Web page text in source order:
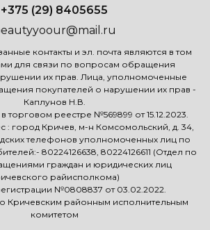
+375 (29) 8405655
контакты и эл. почта являются в том
для связи по вопросам обращения
их прав. Лица, уполномоченные
покупателей о нарушении их прав -
Каплунов Н.В.
торговом реестре №569899 от 15.12.2023.
: город Кричев, м-н Комсомольский, д. 34,
телефонов уполномоченных лиц по
80224126638, 80224126611 (Отдел по
граждан и юридических лиц
райисполкома)
№0808837 от 03.02.2022.
Кричевским районным исполнительным
комитетом